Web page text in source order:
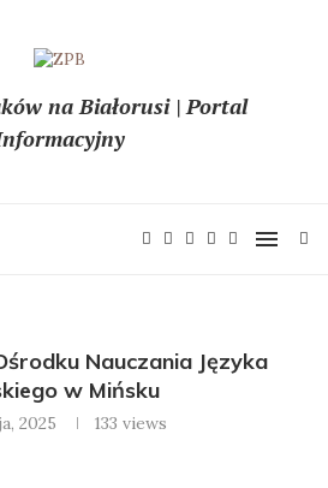
na Białorusi | Portal
Nauczania Języka
w Mińsku
2025 133 views